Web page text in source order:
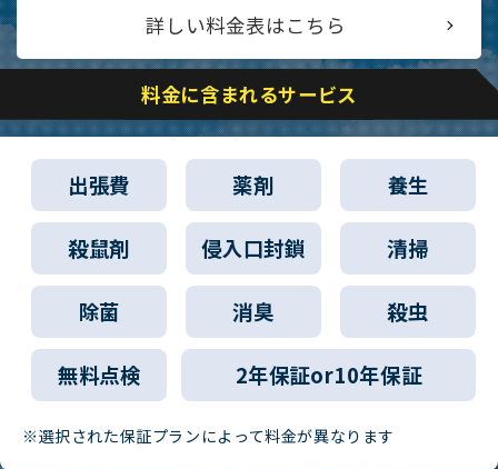
詳しい料金表はこちら
料金に含まれるサービス
出張費 薬剤 養生
殺鼠剤 侵入口封鎖 清掃
除菌 消臭 殺虫
無料点検 2年保証or10年保証
※選択された保証プランによって料金が異なります